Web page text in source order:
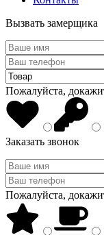
Вызвать замерщика
Пожалуйста,
Заказать звонок
Пожалуйста,